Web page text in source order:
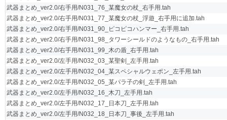
武器まとめ_ver2.0/右手用/N031_76_某魔女の杖_右手用.tah
武器まとめ_ver2.0/右手用/N031_77_某魔女の杖_浮遊_右手用に追加.tah
武器まとめ_ver2.0/右手用/N031_90_ピコピコハンマー_右手用.tah
武器まとめ_ver2.0/右手用/N031_98_タワーシールドのようなもの_右手用.tah
武器まとめ_ver2.0/右手用/N031_99_木の盾_右手用.tah
武器まとめ_ver2.0/左手用/N032_03_某聖剣_左手用.tah
武器まとめ_ver2.0/左手用/N032_04_某スペシャルウェポン_左手用.tah
武器まとめ_ver2.0/左手用/N032_05_某パラ子の剣_左手用.tah
武器まとめ_ver2.0/左手用/N032_16_木刀_左手用.tah
武器まとめ_ver2.0/左手用/N032_17_日本刀_左手用.tah
武器まとめ_ver2.0/左手用/N032_18_日本刀_事後_左手用.tah